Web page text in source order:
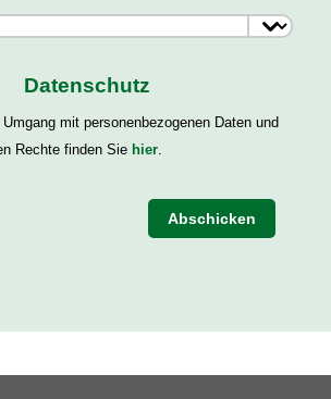
Datenschutz
mit personenbezogenen Daten und
Rechte finden Sie hier
Abschicken